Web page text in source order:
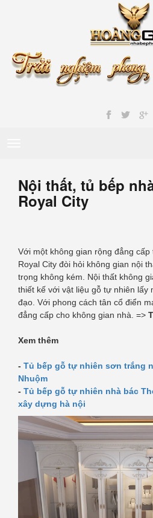
Nội thất, tủ bếp
Royal City
Với một không gian rộng đẳng
Royal City đòi hỏi không gian nội
trọng không kém. Nội thất không
thiết kế với vật liệu gỗ tự nhiên lấy
đạo. Với phong cách tân cổ điển
đẳng cấp cho không gian nhà. =>
Xem thêm
- Tủ bếp gỗ tự nhiên sơn trắng
Nhuộm
- Tủ bếp gỗ tự nhiên nhà bác
xây dựng hà nội